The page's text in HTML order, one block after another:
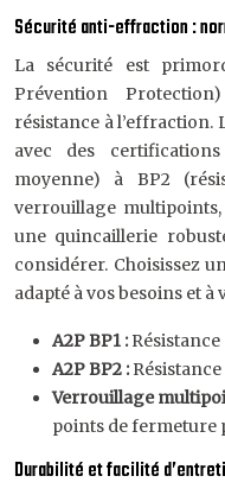
Sécurité anti-effraction :
La sécurité est
Prévention
résistance à l’effraction.
avec des
moyenne) à BP2
verrouillage
une quincaillerie
considérer. Choisissez
adapté à vos besoins et
A2P BP1 :
A2P BP2 :
Verrouillage
points de fermeture
Durabilité et facilité